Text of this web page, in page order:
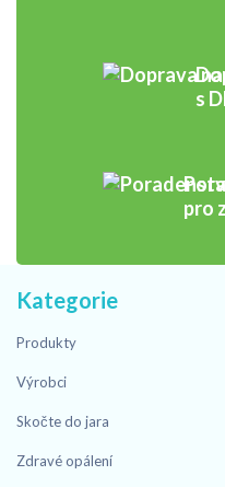
s
pro
Kategorie
Produkty
Výrobci
Skočte do jara
Zdravé opálení